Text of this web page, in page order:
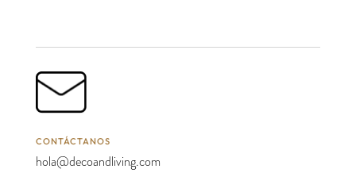
CONTÁCTANOS
hola@decoandliving.com